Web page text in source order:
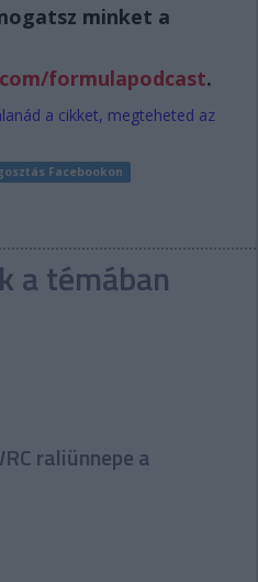
minket a
formulapodcast.
a cikket, megteheted az
Facebookon
a témában
raliünnepe a